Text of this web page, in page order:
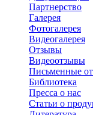
Партнерство
Галерея
Фотогалерея
Видеогалерея
Отзывы
Видеоотзывы
Письменные
Библиотека
Пресса о нас
Статьи о